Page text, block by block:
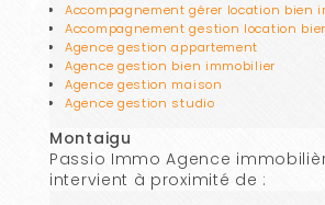
Accompagnement gérer location bien
Accompagnement gestion location
Agence gestion appartement
Agence gestion bien immobilier
Agence gestion maison
Agence gestion studio
Montaigu
Passio Immo Agence
intervient à proximité de :